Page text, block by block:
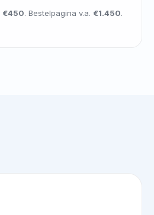
€450. Bestelpagina v.a. €1.450.